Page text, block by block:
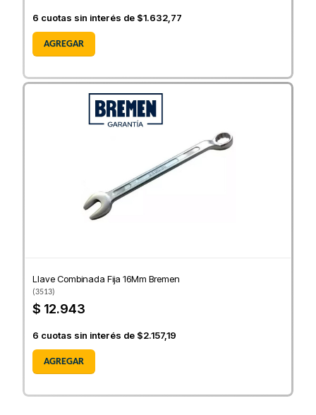
6 cuotas sin interés de $1.632,77
AGREGAR
Llave Combinada Fija 16Mm Bremen
(3513)
$ 12.943
6 cuotas sin interés de $2.157,19
AGREGAR